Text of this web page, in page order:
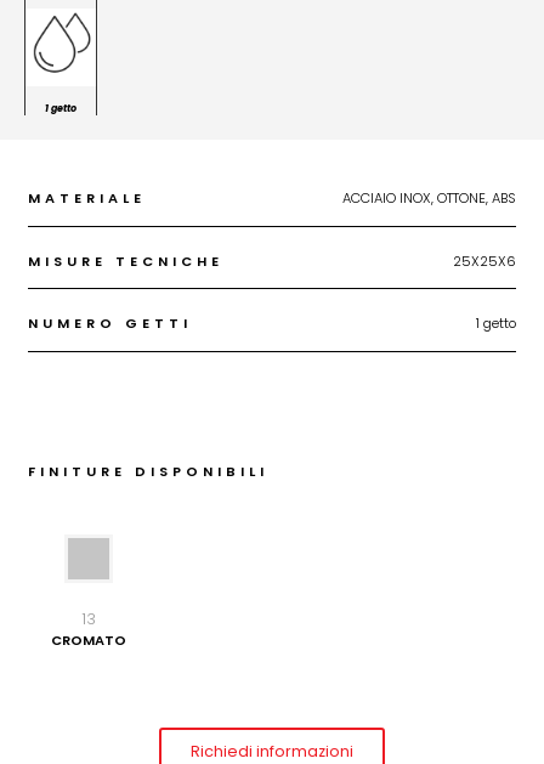
1 getto
MATERIALE ACCIAIO INOX, OTTONE, ABS
MISURE TECNICHE 25X25X6
NUMERO GETTI 1 getto
FINITURE DISPONIBILI
13
CROMATO
Richiedi informazioni